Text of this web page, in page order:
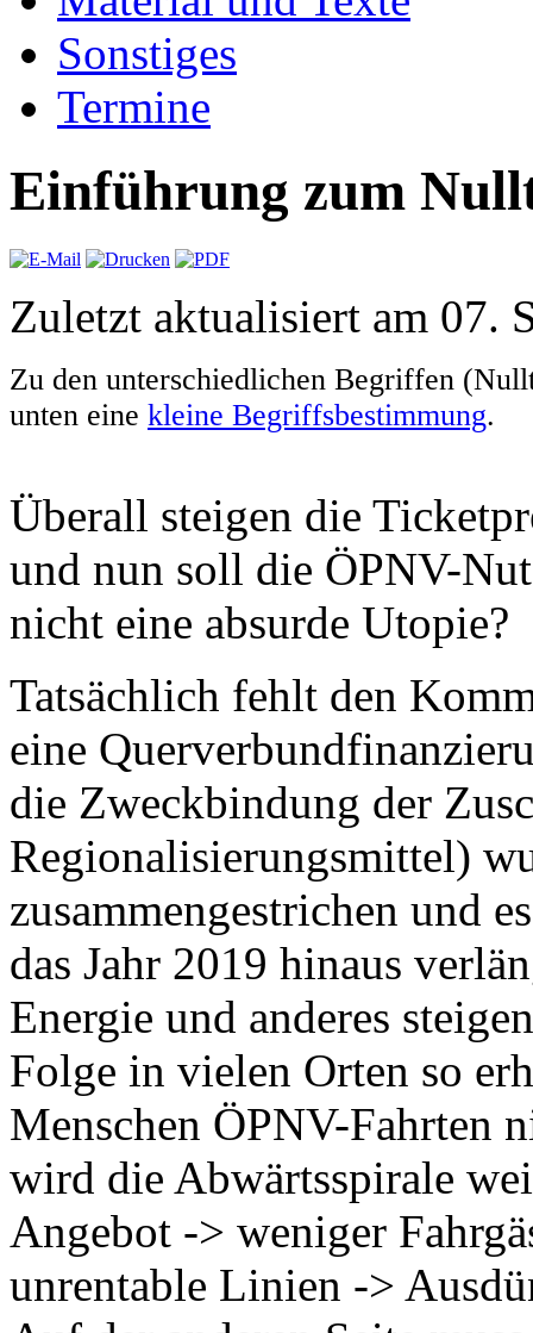
Sonstiges
Termine
Einführung zum
Zuletzt aktualisiert am 07.
Zu den unterschiedlichen Begriffen
unten eine kleine Begriffsbestimmung.
Überall steigen die
und nun soll die ÖPNV-
nicht eine absurde Utopie?
Tatsächlich fehlt den
eine
die Zweckbindung der
Regionalisierungsmittel)
zusammengestrichen und
das Jahr 2019 hinaus
Energie und anderes
Folge in vielen Orten so
Menschen ÖPNV-Fahrten
wird die Abwärtsspirale
Angebot -> weniger
unrentable Linien ->